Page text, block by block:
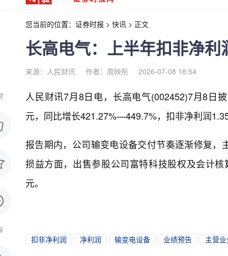
您当前的位置： 证券时报 > 快讯 > 正文
长高电气：上半年扣非净
来源：人民财讯 作者：周映彤 2026-07-08 18:54
人民财讯7月8日电， 长高电气(002452)7月8日
元，同比增长421.27%—449.7%，扣非净利润
报告期内，公司输变电设备交付节奏逐渐修复
损益方面，出售参股公司富特科技股权及会计
元。
扣非净利润 净利润 输变电设备 业绩预告 主营